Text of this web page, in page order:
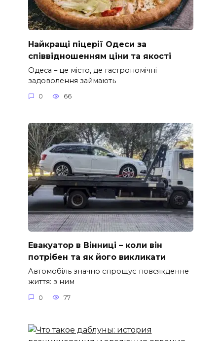
Найкращі піцерії Одеси за
співвідношенням ціни та якості
Одеса – це місто, де гастрономічні
задоволення займають
0 66
Евакуатор в Вінниці – коли він
потрібен та як його викликати
Автомобіль значно спрощує повсякденне
життя: з ним
0 77